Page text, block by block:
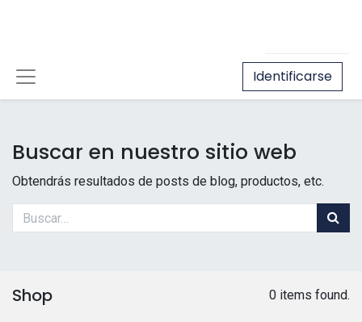
Identificarse
Buscar en nuestro sitio web
Obtendrás resultados de posts de blog, productos, etc.
Shop 0 items found.